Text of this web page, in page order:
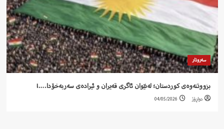
سەروتار
بزووتنەوەی کوردستان؛ لەنێوان ئاگری قەیران و ئیرادەی سەربەخۆدا….!
دواڕۆژ 04/05/2026